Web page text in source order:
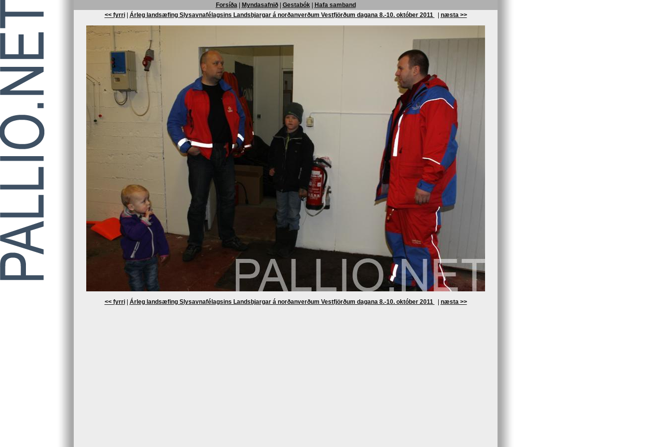
Forsíða| Myndasafnið| Gestabók|
Hafa samband
<< fyrri| Árleg landsæfing Slysavnafélagsins Landsbjargar á norðanverðum Vestfjörðum dagana 8.-10. október 2011 næsta >>
<< fyrri| Árleg landsæfing Slysavnafélagsins Landsbjargar á norðanverðum Vestfjörðum dagana 8.-10. október 2011 næsta >>